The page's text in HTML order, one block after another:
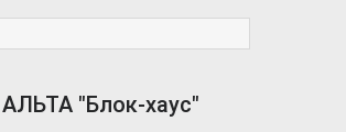
"Блок-хаус"